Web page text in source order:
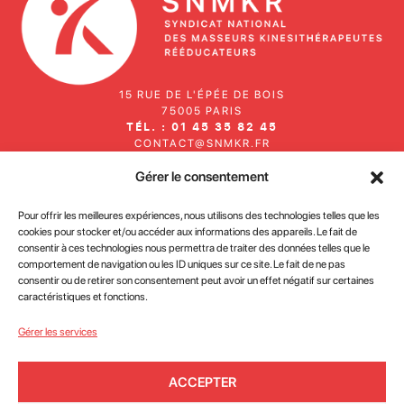
Gérer le consentement
Pour offrir les meilleures expériences, nous utilisons des technologies telles que les
cookies pour stocker et/ou accéder aux informations des appareils. Le fait de
consentir à ces technologies nous permettra de traiter des données telles que le
comportement de navigation ou les ID uniques sur ce site. Le fait de ne pas
consentir ou de retirer son consentement peut avoir un effet négatif sur certaines
caractéristiques et fonctions.
Gérer les services
ACCEPTER
15 RUE DE L'ÉPÉE DE BOIS
75005 PARIS
TÉL. : 01 45 35 82 45
CONTACT@SNMKR.FR
J'accepte la